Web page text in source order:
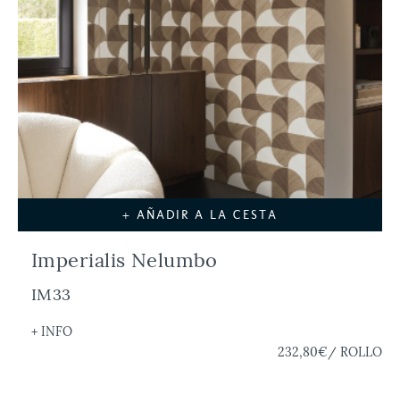
+ AÑADIR A LA CESTA
Imperialis Nelumbo
IM33
+ INFO
232,80€/ ROLLO